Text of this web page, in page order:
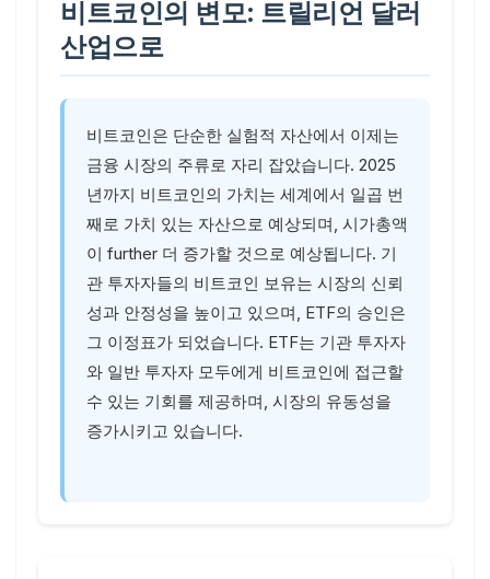
비트코인의 변모: 트릴리언 달러
산업으로
비트코인은 단순한 실험적 자산에서 이제는
금융 시장의 주류로 자리 잡았습니다. 2025
년까지 비트코인의 가치는 세계에서 일곱 번
째로 가치 있는 자산으로 예상되며, 시가총액
이 further 더 증가할 것으로 예상됩니다. 기
관 투자자들의 비트코인 보유는 시장의 신뢰
성과 안정성을 높이고 있으며, ETF의 승인은
그 이정표가 되었습니다. ETF는 기관 투자자
와 일반 투자자 모두에게 비트코인에 접근할
수 있는 기회를 제공하며, 시장의 유동성을
증가시키고 있습니다.